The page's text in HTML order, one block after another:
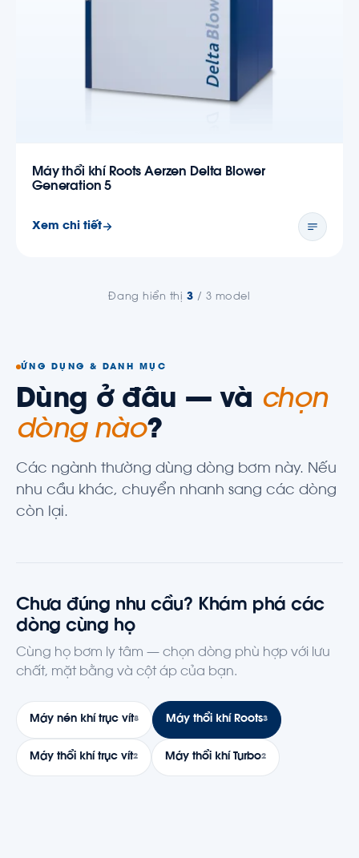
Máy thổi khí Roots Aerzen Delta Blower
Generation 5
Xem chi tiết
Đang hiển thị 3 / 3 model
ỨNG DỤNG & DANH MỤC
Dùng ở đâu — và chọn
dòng nào?
Các ngành thường dùng dòng bơm này. Nếu
nhu cầu khác, chuyển nhanh sang các dòng
còn lại.
Chưa đúng nhu cầu? Khám phá các
dòng cùng họ
Cùng họ bơm ly tâm — chọn dòng phù hợp với lưu
chất, mặt bằng và cột áp của bạn.
Máy nén khí trục vít8 Máy thổi khí Roots3
Máy thổi khí trục vít2 Máy thổi khí Turbo2